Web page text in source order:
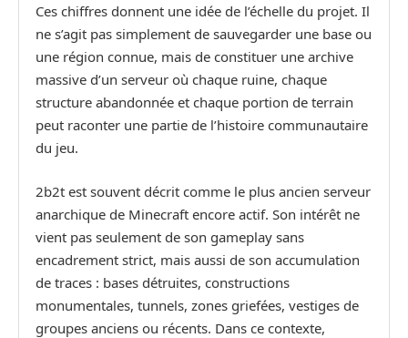
Ces chiffres donnent une idée de l’échelle du projet. Il
ne s’agit pas simplement de sauvegarder une base ou
une région connue, mais de constituer une archive
massive d’un serveur où chaque ruine, chaque
structure abandonnée et chaque portion de terrain
peut raconter une partie de l’histoire communautaire
du jeu.
2b2t est souvent décrit comme le plus ancien serveur
anarchique de Minecraft encore actif. Son intérêt ne
vient pas seulement de son gameplay sans
encadrement strict, mais aussi de son accumulation
de traces : bases détruites, constructions
monumentales, tunnels, zones griefées, vestiges de
groupes anciens ou récents. Dans ce contexte,